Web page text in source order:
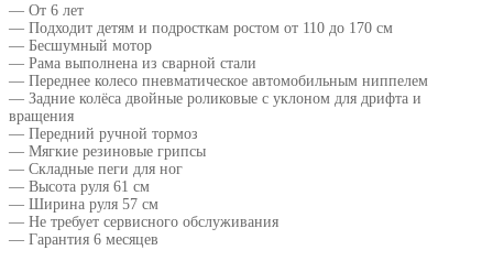
— От 6 лет
— Подходит детям и подросткам ростом от 110 до 170 см
— Бесшумный мотор
— Рама выполнена из сварной стали
— Переднее колесо пневматическое автомобильным ниппелем
— Задние колёса двойные роликовые с уклоном для дрифта и
вращения
— Передний ручной тормоз
— Мягкие резиновые грипсы
— Складные пеги для ног
— Высота руля 61 см
— Ширина руля 57 см
— Не требует сервисного обслуживания
— Гарантия 6 месяцев